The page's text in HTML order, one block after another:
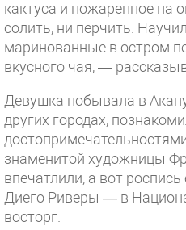
кактуса и пожаренное на
солить, ни перчить.
маринованные в остром
вкусного чая, —
Девушка побывала в
других городах,
знаменитой художницы
впечатлили, а вот
Диего Риверы — в
восторг.